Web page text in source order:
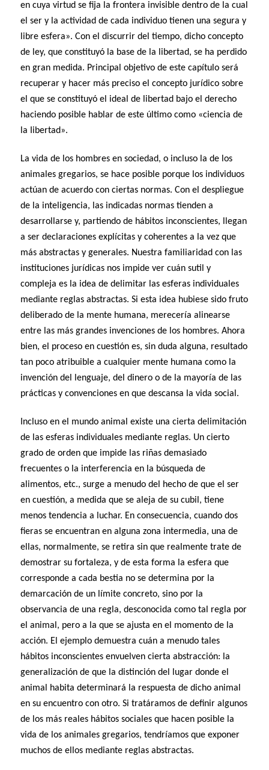
en cuya virtud se fija la frontera invisible dentro de la cual
el ser y la actividad de cada individuo tienen una segura y
libre esfera». Con el discurrir del tiempo, dicho concepto
de ley, que constituyó la base de la libertad, se ha perdido
en gran medida. Principal objetivo de este capítulo será
recuperar y hacer más preciso el concepto jurídico sobre
el que se constituyó el ideal de libertad bajo el derecho
haciendo posible hablar de este último como «ciencia de
la Iibertad».
La vida de los hombres en sociedad, o incluso la de los
animales gregarios, se hace posible porque los individuos
actúan de acuerdo con ciertas normas. Con el despliegue
de la inteligencia, las indicadas normas tienden a
desarrollarse y, partiendo de hábitos inconscientes, llegan
a ser declaraciones explícitas y coherentes a la vez que
más abstractas y generales. Nuestra familiaridad con las
instituciones jurídicas nos impide ver cuán sutil y
compleja es la idea de delimitar las esferas individuales
mediante reglas abstractas. Si esta idea hubiese sido fruto
deliberado de la mente humana, merecería alinearse
entre las más grandes invenciones de los hombres. Ahora
bien, el proceso en cuestión es, sin duda alguna, resultado
tan poco atribuible a cualquier mente humana como la
invención del lenguaje, del dinero o de la mayoría de las
prácticas y convenciones en que descansa la vida social.
Incluso en el mundo animal existe una cierta delimitación
de las esferas individuales mediante reglas. Un cierto
grado de orden que impide las riñas demasiado
frecuentes o la interferencia en la búsqueda de
alimentos, etc., surge a menudo del hecho de que el ser
en cuestión, a medida que se aleja de su cubil, tiene
menos tendencia a luchar. En consecuencia, cuando dos
fieras se encuentran en alguna zona intermedia, una de
ellas, normalmente, se retira sin que realmente trate de
demostrar su fortaleza, y de esta forma la esfera que
corresponde a cada bestia no se determina por la
demarcación de un límite concreto, sino por la
observancia de una regla, desconocida como tal regla por
el animal, pero a la que se ajusta en el momento de la
acción. El ejemplo demuestra cuán a menudo tales
hábitos inconscientes envuelven cierta abstracción: la
generalización de que la distinción del lugar donde el
animal habita determinará la respuesta de dicho animal
en su encuentro con otro. Si tratáramos de definir algunos
de los más reales hábitos sociales que hacen posible la
vida de los animales gregarios, tendríamos que exponer
muchos de ellos mediante reglas abstractas.